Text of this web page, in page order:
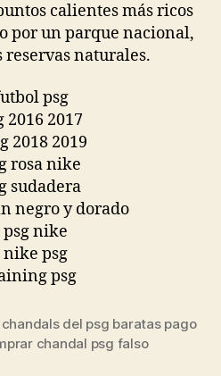
calientes más ricos
por un parque nacional,
reservas naturales.
chandals del psg baratas pago
chandal psg falso